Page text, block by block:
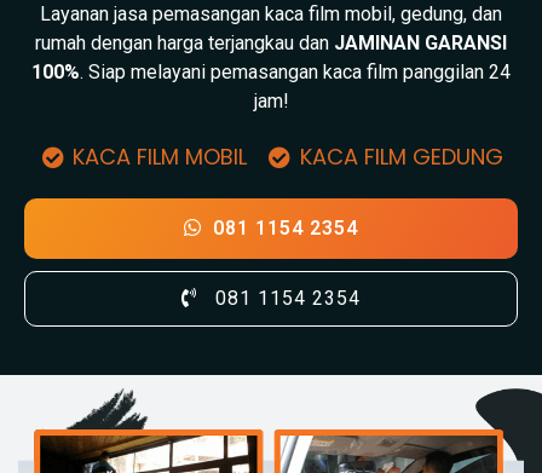
Layanan jasa pemasangan kaca film mobil, gedung, dan
rumah dengan harga terjangkau dan JAMINAN GARANSI
100%. Siap melayani pemasangan kaca film panggilan 24
jam!
KACA FILM MOBIL KACA FILM GEDUNG
081 1154 2354
081 1154 2354